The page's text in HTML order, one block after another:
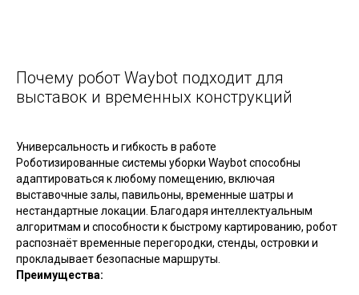
Почему робот Waybot подходит для
выставок и временных конструкций
Универсальность и гибкость в работе
Роботизированные системы уборки Waybot способны
адаптироваться к любому помещению, включая
выставочные залы, павильоны, временные шатры и
нестандартные локации. Благодаря интеллектуальным
алгоритмам и способности к быстрому картированию, робот
распознаёт временные перегородки, стенды, островки и
прокладывает безопасные маршруты.
Преимущества: